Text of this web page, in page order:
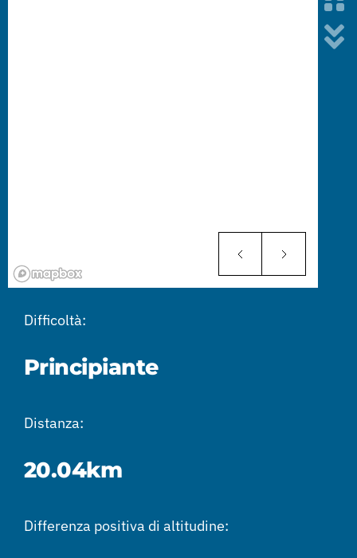
Difficoltà:
Principiante
Distanza:
20.04km
Differenza positiva di altitudine: